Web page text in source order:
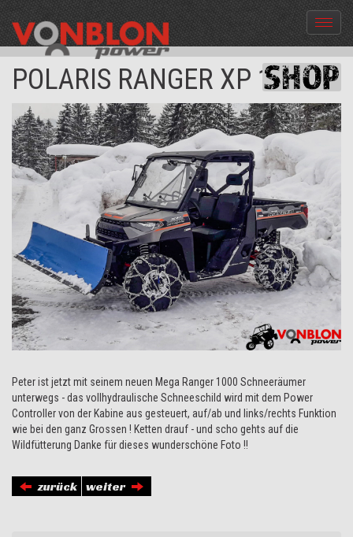
Menü
aus-
und
POLARIS RANGER XP 1000
Peter ist jetzt mit seinem neuen Mega Ranger 1000 Schneeräumer
unterwegs - das vollhydraulische Schneeschild wird mit dem Power
Controller von der Kabine aus gesteuert, auf/ab und links/rechts Funktion
wie bei den ganz Grossen ! Ketten drauf - und scho gehts auf die
Wildfütterung Danke für dieses wunderschöne Foto !!
zurück weiter